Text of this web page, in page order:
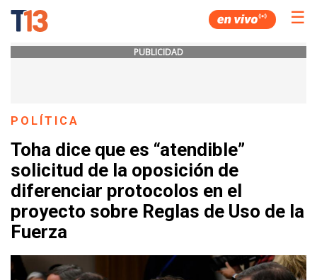
☰
PUBLICIDAD
POLÍTICA
Toha dice que es “atendible”
solicitud de la oposición de
diferenciar protocolos en el
proyecto sobre Reglas de Uso de la
Fuerza